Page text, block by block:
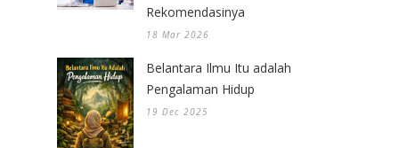
Rekomendasinya
18 Mar 2026
Belantara Ilmu Itu adalah
Pengalaman Hidup
19 Dec 2025